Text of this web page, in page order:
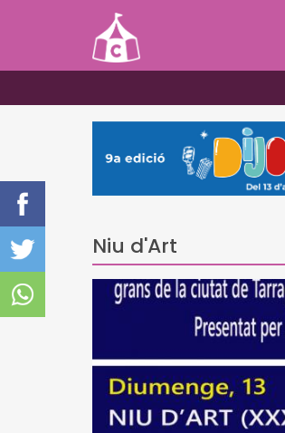
Niu d'Art